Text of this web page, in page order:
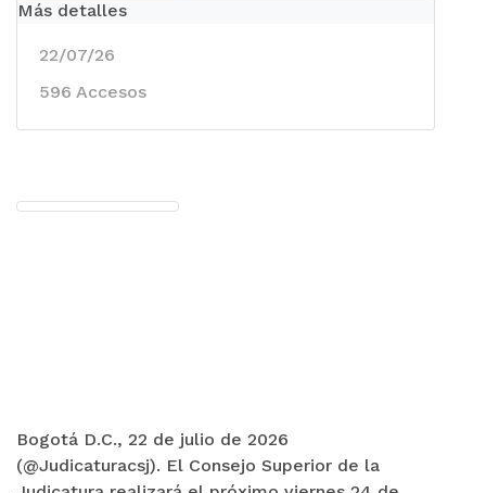
Bogotá D.C., 22 de julio de 2026
(@Judicaturacsj). El Consejo Superior de la
Más detalles
22/07/26
596 Accesos